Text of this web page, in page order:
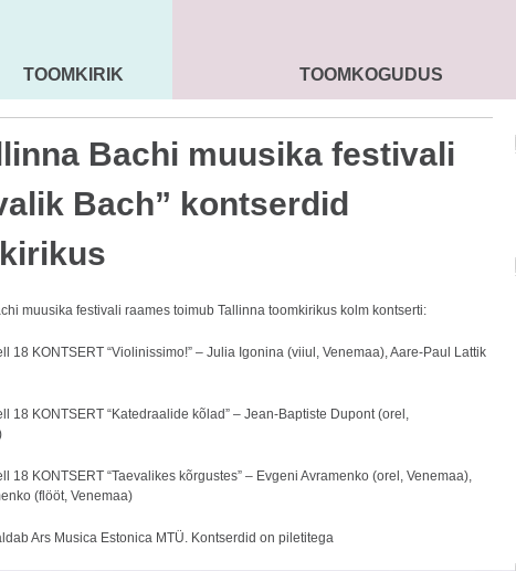
MAARJA KIRIK
TOOMKIRIK SEENIORID KOGUDUS
TOOMKOGUDUS
Bachi muusika festivali
Bach” kontserdid
muusika festivali raames toimub Tallinna toomkirikus kolm kontserti:
18 KONTSERT “Violinissimo!” – Julia Igonina (viiul, Venemaa), Aare-Paul Lattik
18 KONTSERT “Katedraalide kõlad” – Jean-Baptiste Dupont (orel,
18 KONTSERT “Taevalikes kõrgustes” – Evgeni Avramenko (orel, Venemaa),
(flööt, Venemaa)
Ars Musica Estonica MTÜ. Kontserdid on piletitega